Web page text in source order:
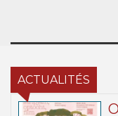
ACTUALITÉS